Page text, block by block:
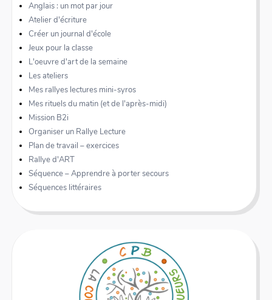
Anglais : un mot par jour
Atelier d'écriture
Créer un journal d'école
Jeux pour la classe
L'oeuvre d'art de la semaine
Les ateliers
Mes rallyes lectures mini-syros
Mes rituels du matin (et de l'après-midi)
Mission B2i
Organiser un Rallye Lecture
Plan de travail – exercices
Rallye d'ART
Séquence – Apprendre à porter secours
Séquences littéraires